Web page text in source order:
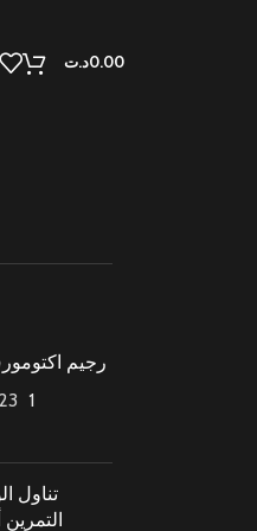
0.00د.ت
رجيم
1
تناول